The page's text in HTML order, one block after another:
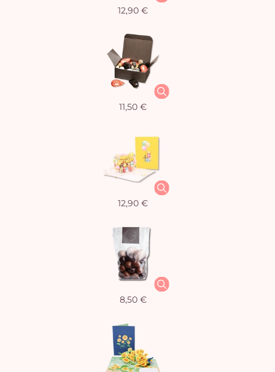
12,90 €
11,50 €
12,90 €
8,50 €